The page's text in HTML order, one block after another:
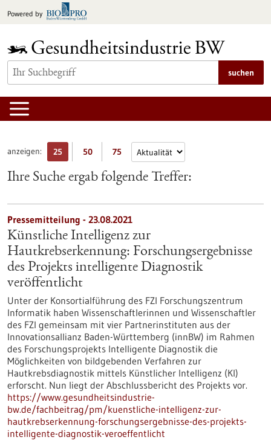
Inhalt
Powered by
suchen
anzeigen: 25 50 75
Ihre Suche ergab folgende Treffer:
Pressemitteilung - 23.08.2021
Künstliche Intelligenz zur
Hautkrebserkennung: Forschungsergebnisse
des Projekts intelligente Diagnostik
veröffentlicht
Unter der Konsortialführung des FZI Forschungszentrum
Informatik haben Wissenschaftlerinnen und Wissenschaftler
des FZI gemeinsam mit vier Partnerinstituten aus der
Innovationsallianz Baden-Württemberg (innBW) im Rahmen
des Forschungsprojekts Intelligente Diagnostik die
Möglichkeiten von bildgebenden Verfahren zur
Hautkrebsdiagnostik mittels Künstlicher Intelligenz (KI)
erforscht. Nun liegt der Abschlussbericht des Projekts vor.
https://www.gesundheitsindustrie-
bw.de/fachbeitrag/pm/kuenstliche-intelligenz-zur-
hautkrebserkennung-forschungsergebnisse-des-projekts-
intelligente-diagnostik-veroeffentlicht